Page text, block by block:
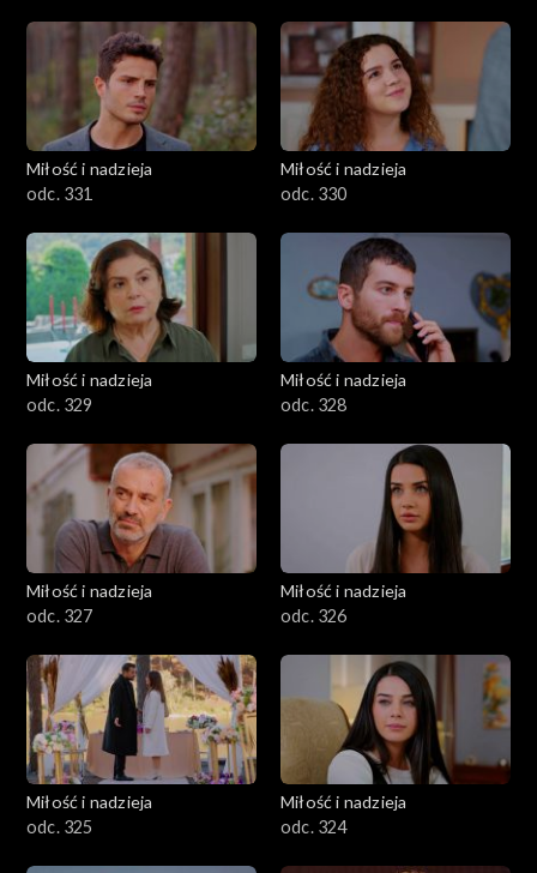
Miłość i nadzieja
odc. 331
Miłość i nadzieja
odc. 330
Miłość i nadzieja
odc. 329
Miłość i nadzieja
odc. 328
Miłość i nadzieja
odc. 327
Miłość i nadzieja
odc. 326
Miłość i nadzieja
odc. 325
Miłość i nadzieja
odc. 324